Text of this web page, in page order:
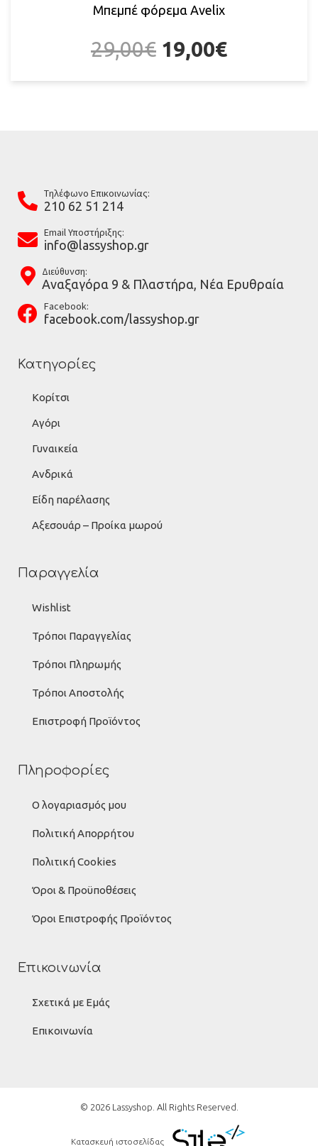
Μπεμπέ φόρεμα Avelix
29,00€ 19,00€
Tηλέφωνο Επικοινωνίας:
210 62 51 214
Email Υποστήριξης:
info@lassyshop.gr
Διεύθυνση:
Αναξαγόρα 9 & Πλαστήρα, Νέα Ερυθραία
Facebook:
facebook.com/lassyshop.gr
Κατηγορίες
Κορίτσι
Αγόρι
Γυναικεία
Ανδρικά
Είδη παρέλασης
Αξεσουάρ – Προίκα μωρού
Παραγγελία
Wishlist
Τρόποι Παραγγελίας
Τρόποι Πληρωμής
Τρόποι Αποστολής
Επιστροφή Προϊόντος
Πληροφορίες
Ο λογαριασμός μου
Πολιτική Απορρήτου
Πολιτική Cookies
Όροι & Προϋποθέσεις
Όροι Επιστροφής Προϊόντος
Επικοινωνία
Σχετικά με Εμάς
Επικοινωνία
© 2026 Lassyshop. All Rights Reserved.
Κατασκευή ιστοσελίδας